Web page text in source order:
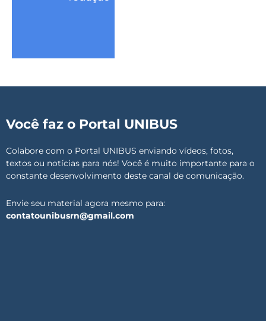
Você faz o Portal UNIBUS
Colabore com o Portal UNIBUS enviando vídeos, fotos,
textos ou notícias para nós! Você é muito importante para o
constante desenvolvimento deste canal de comunicação.
Envie seu material agora mesmo para:
contatounibusrn@gmail.com